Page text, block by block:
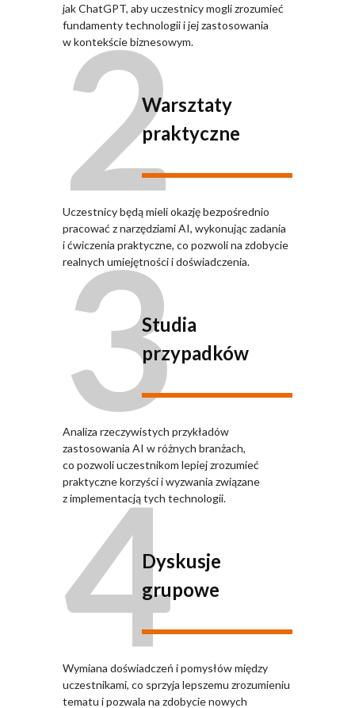
jak ChatGPT, aby uczestnicy mogli zrozumieć
fundamenty technologii i jej zastosowania
w kontekście biznesowym.
2Warsztaty
praktyczne
Uczestnicy będą mieli okazję bezpośrednio
pracować z narzędziami AI, wykonując zadania
i ćwiczenia praktyczne, co pozwoli na zdobycie
realnych umiejętności i doświadczenia.
3
Studia
przypadków
Analiza rzeczywistych przykładów
zastosowania AI w różnych branżach,
co pozwoli uczestnikom lepiej zrozumieć
praktyczne korzyści i wyzwania związane
z implementacją tych technologii.
4Dyskusje
grupowe
Wymiana doświadczeń i pomysłów między
uczestnikami, co sprzyja lepszemu zrozumieniu
tematu i pozwala na zdobycie nowych